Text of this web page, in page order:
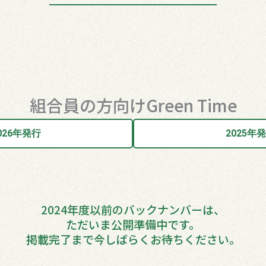
組合員の方向けGreen Time
年発行 2025年
2024年度以前のバックナンバーは、
ただいま公開準備中です。
掲載完了まで今しばらくお待ちください。